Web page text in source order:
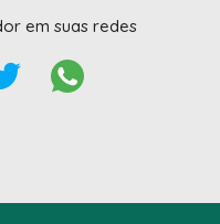
em suas redes